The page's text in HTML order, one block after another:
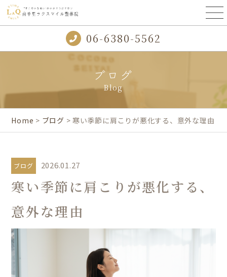
06-6380-5562
ブログ
Blog
Home > ブログ > 寒い季節に肩こりが悪化する、意外な理由
ブログ 2026.01.27
寒い季節に肩こりが悪化する、
意外な理由